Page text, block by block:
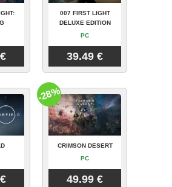
007 FIRST LIGHT
DELUXE EDITION
PC
39.49 €
CRIMSON DESERT
PC
49.99 €
-28%